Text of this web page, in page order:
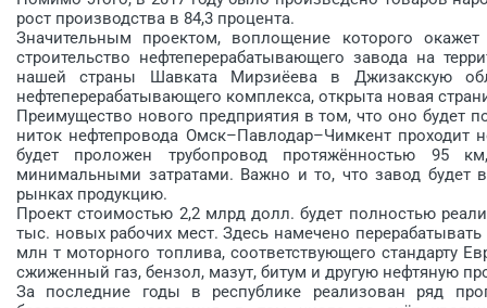
рост производства в 84,3 процента.
Значительным проектом, воплощение которого
строительство нефтеперерабатывающего завода на
нашей страны Шавката Мирзиёева в Джизакскую
нефтеперерабатывающего комплекса, открыта новая
Преимущество нового предприятия в том, что оно будет
ниток нефтепровода Омск–Павлодар–Чимкент проходит
будет проложен трубопровод протяжённостью 95
минимальными затратами. Важно и то, что завод будет
рынках продукцию.
Проект стоимостью 2,2 млрд долл. будет полностью
тыс. новых рабочих мест. Здесь намечено
млн т моторного топлива, соответствующего стандарту
сжиженный газ, бензол, мазут, битум и другую нефтяную
За последние годы в республике реализован ряд